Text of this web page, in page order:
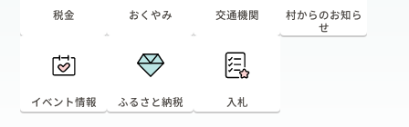
税金 おくやみ 交通機関
村からのお知ら
せ
イベント情報 ふるさと納税 入札